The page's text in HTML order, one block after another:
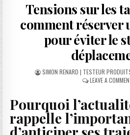
Tensions sur les
comment réserver
pour éviter le
AUTHOR:
SIMON RENARD | TESTEUR
LEAVE A
Pourquoi
rappelle